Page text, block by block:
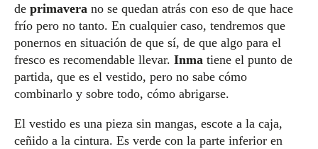
de primavera no se quedan atrás con eso de que hace
frío pero no tanto. En cualquier caso, tendremos que
ponernos en situación de que sí, de que algo para el
fresco es recomendable llevar. Inma tiene el punto de
partida, que es el vestido, pero no sabe cómo
combinarlo y sobre todo, cómo abrigarse.
El vestido es una pieza sin mangas, escote a la caja,
ceñido a la cintura. Es verde con la parte inferior en